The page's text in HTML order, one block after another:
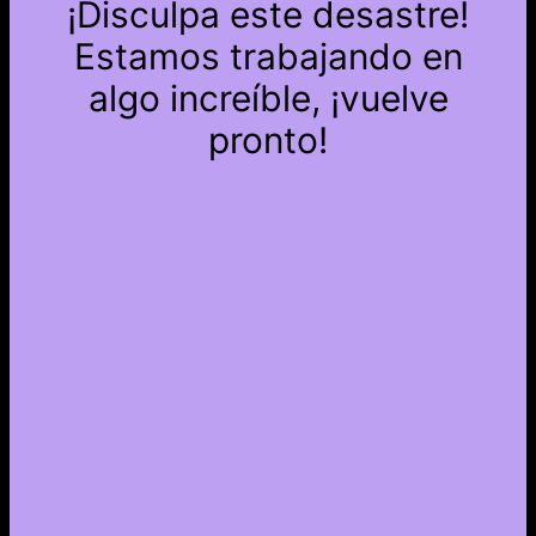
¡Disculpa este desastre!
Estamos trabajando en
algo increíble, ¡vuelve
pronto!